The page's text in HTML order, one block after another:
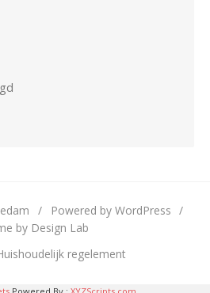
/ Powered by WordPress
/
by Design Lab
regelement